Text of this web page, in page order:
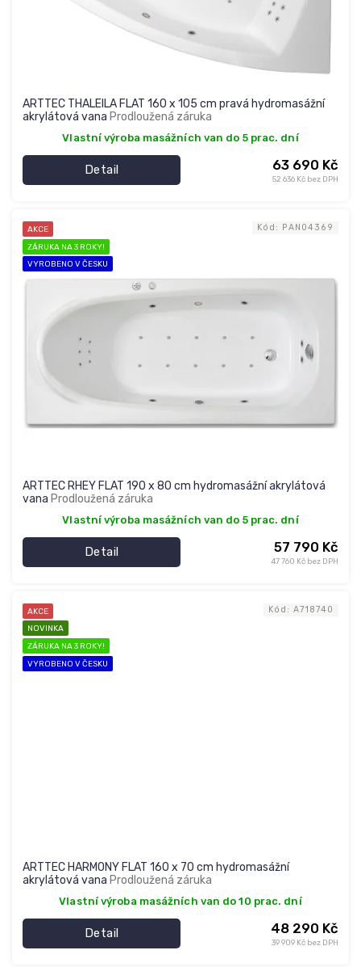
ARTTEC THALEILA FLAT 160 x 105 cm pravá hydromasážní
akrylátová vana Prodloužená záruka
Vlastní výroba masážních van do 5 prac. dní
52 636 Kč bez DPH
63 690 Kč
Detail
AKCE
ZÁRUKA NA 3 ROKY!
VYROBENO V ČESKU
ARTTEC RHEY FLAT 190 x 80 cm hydromasážní akrylátová
vana Prodloužená záruka
Vlastní výroba masážních van do 5 prac. dní
47 760 Kč bez DPH
57 790 Kč
Detail
Kód: PAN04369
AKCE
NOVINKA
ZÁRUKA NA 3 ROKY!
VYROBENO V ČESKU
ARTTEC HARMONY FLAT 160 x 70 cm hydromasážní
akrylátová vana Prodloužená záruka
Vlastní výroba masážních van do 10 prac. dní
39 909 Kč bez DPH
48 290 Kč
Detail
Kód: A718740